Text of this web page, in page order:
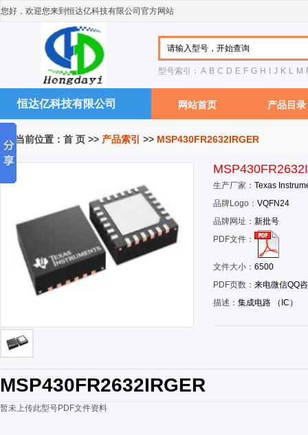
您好，欢迎您来到恒达亿科技有限公司官方网站
型号索引： A B C D E F G H J K L M
恒达亿科技有限公司 网站首页 产品目录
您当前位置： 首 页 >> 产品索引 >> MSP430FR2632IRGER
生产厂家： Texas
品牌Logo： VQFN24
品牌网址： 新批号
PDF文件：
文件大小： 6500
PDF页数： 来电微信QQ
描述： 集成电路 （IC）
MSP430FR2632IRGER
暂未上传此型号PDF文件资料